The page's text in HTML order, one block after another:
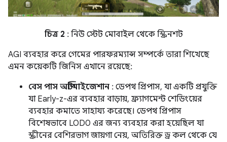
চিত্র 2 : নিউ স্টেট মোবাইল থেকে স্ক্রিনশট
AGI ব্যবহার করে গেমের পারফরম্যান্স সম্পর্কে তারা শিখেছে
এমন কয়েকটি জিনিস এখানে রয়েছে:
বেস পাস অপ্টিমাইজেশান : ডেপথ প্রিপাস, যা একটি প্রযুক্তি
যা Early-z-এর ব্যবহার বাড়ায়, ফ্র্যাগমেন্ট শেডিংয়ের
ব্যবহার কমাতে সাহায্য করেছে। ডেপথ প্রিপাস
বিশেষভাবে LOD0 এর জন্য ব্যবহার করা হয়েছিল যা
স্ক্রীনের বেশিরভাগ জায়গা নেয়, অতিরিক্ত ড্র কল থেকে যে